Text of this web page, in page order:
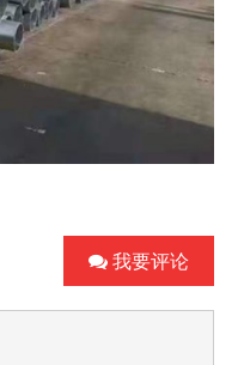
我要评论